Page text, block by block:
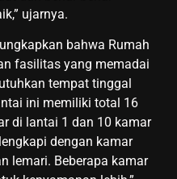
ujarnya.
bahwa Rumah
fasilitas yang memadai
tempat tinggal
ini memiliki total 16
di lantai 1 dan 10 kamar
dengan kamar
lemari. Beberapa kamar